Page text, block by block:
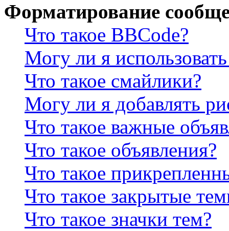
Форматирование
Что такое BBCode?
Могу ли я
Что такое смайлики?
Могу ли я добавлять
Что такое важные
Что такое объявления?
Что такое
Что такое закрытые
Что такое значки тем?